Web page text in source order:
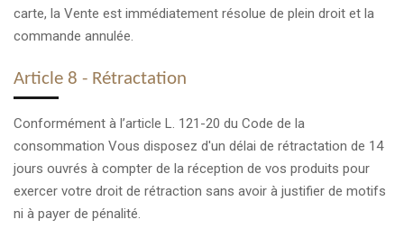
carte, la Vente est immédiatement résolue de plein droit et la
commande annulée.
Article 8 - Rétractation
Conformément à l’article L. 121-20 du Code de la
consommation Vous disposez d'un délai de rétractation de 14
jours ouvrés à compter de la réception de vos produits pour
exercer votre droit de rétraction sans avoir à justifier de motifs
ni à payer de pénalité.